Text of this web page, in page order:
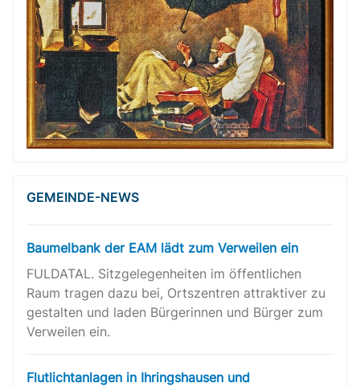
GEMEINDE-NEWS
Baumelbank der EAM lädt zum Verweilen ein
FULDATAL. Sitzgelegenheiten im öffentlichen
Raum tragen dazu bei, Ortszentren attraktiver zu
gestalten und laden Bürgerinnen und Bürger zum
Verweilen ein.
Flutlichtanlagen in Ihringshausen und